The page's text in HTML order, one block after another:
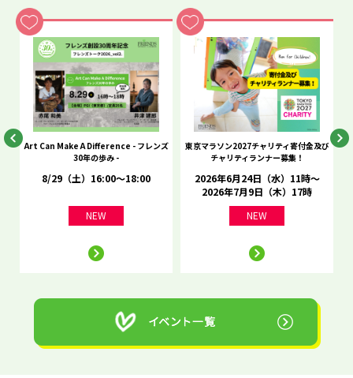
Art Can Make A Difference - フレンズ
30年の歩み -
8/29（土）16:00～18:00
NEW
東京マラソン2027チャリティ寄付金及び
チャリティランナー募集！
2026年6月24日（水）11時～
2026年7月9日（木）17時
NEW